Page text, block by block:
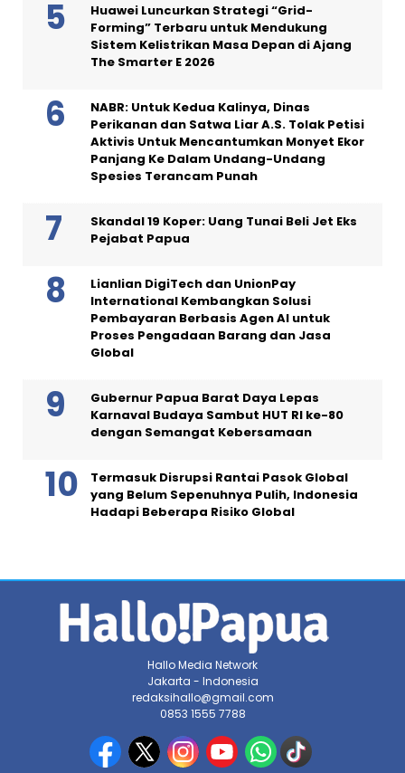
Huawei Luncurkan Strategi “Grid-
Forming” Terbaru untuk Mendukung
Sistem Kelistrikan Masa Depan di Ajang
The Smarter E 2026
NABR: Untuk Kedua Kalinya, Dinas
Perikanan dan Satwa Liar A.S. Tolak Petisi
Aktivis Untuk Mencantumkan Monyet Ekor
Panjang Ke Dalam Undang-Undang
Spesies Terancam Punah
Skandal 19 Koper: Uang Tunai Beli Jet Eks
Pejabat Papua
Lianlian DigiTech dan UnionPay
International Kembangkan Solusi
Pembayaran Berbasis Agen AI untuk
Proses Pengadaan Barang dan Jasa
Global
Gubernur Papua Barat Daya Lepas
Karnaval Budaya Sambut HUT RI ke-80
dengan Semangat Kebersamaan
Termasuk Disrupsi Rantai Pasok Global
yang Belum Sepenuhnya Pulih, Indonesia
Hadapi Beberapa Risiko Global
Hallo Media Network
Jakarta - Indonesia
redaksihallo@gmail.com
0853 1555 7788